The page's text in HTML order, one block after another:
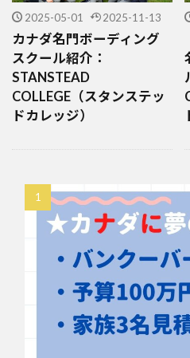
2025-05-01 2025-11-13
カナダ名門ボーディング
スクール紹介：
STANSTEAD
COLLEGE（スタンステッ
ドカレッジ）